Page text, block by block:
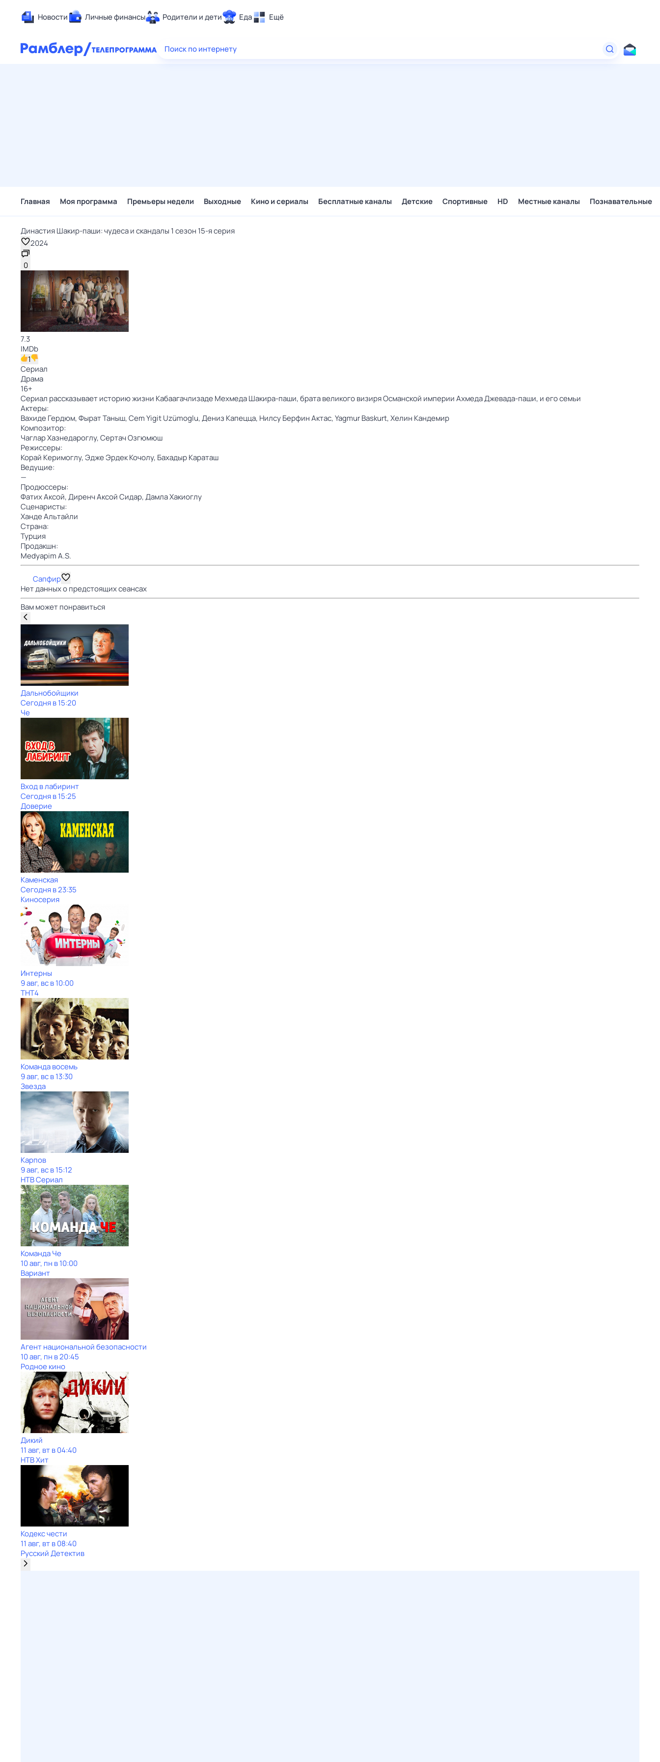
Новости Личные финансы Родители и дети Еда Ещё
Здоровье
Поиск по интернету
Главная Моя программа Премьеры недели Выходные Кино и сериалы Бесплатные каналы Детские Спортивные HD Местные каналы Познавательные
Династия Шакир-паши: чудеса и скандалы 1 сезон 15-я серия
2024
0
7.3
IMDb
1
Сериал
Драма
16+
Сериал рассказывает историю жизни Кабаагачлизаде Мехмеда Шакира-паши, брата великого визиря Османской империи Ахмеда Джевада-паши, и его семьи
Актеры:
Вахиде Гердюм,Фырат Таныш,Cem Yigit Uzümoglu,Дениз Капецца, Нилсу Берфин Актас,Yagmur Baskurt,Хелин Кандемир
Композитор:
Чаглар Хазнедароглу,Сертач Озгюмюш
Режиссеры:
Корай Керимоглу,Эдже Эрдек Кочолу, Бахадыр Караташ
Ведущие:
—
Продюссеры:
Фатих Аксой,Диренч Аксой Сидар,Дамла Хакиоглу
Сценаристы:
Ханде Альтайли
Страна:
Турция
Продакшн:
Medyapim A.S.
Сапфир
Нет данных о предстоящих сеансах
Вам может понравиться
Дальнобойщики
Сегодня в 15:20
Че
Вход в лабиринт
Сегодня в 15:25
Доверие
Каменская
Сегодня в 23:35
Киносерия
Интерны
9 авг, вс в 10:00
ТНТ4
Команда восемь
9 авг, вс в 13:30
Звезда
Карпов
9 авг, вс в 15:12
НТВ Сериал
Команда Че
10 авг, пн в 10:00
Вариант
Агент национальной безопасности
10 авг, пн в 20:45
Родное кино
Дикий
11 авг, вт в 04:40
НТВ Хит
Кодекс чести
11 авг, вт в 08:40
Русский Детектив